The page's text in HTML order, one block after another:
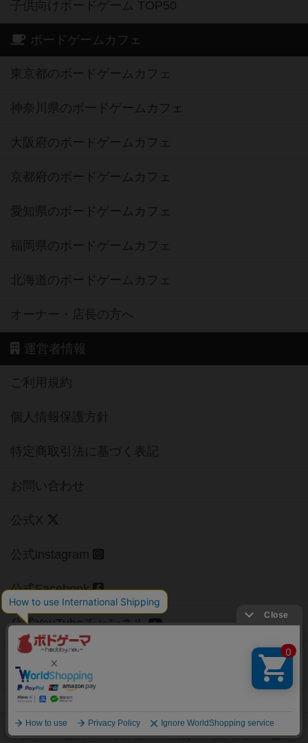
子供向けボードゲーム TOP50
ボードゲームカフェ
東京都のボードゲームカフェ
神奈川県のボードゲームカフェ
大阪府のボードゲームカフェ
京都府のボードゲームカフェ
愛知県のボードゲームカフェ
福岡県のボードゲームカフェ
北海道のボードゲームカフェ
オーナー・店長の方へ
運営者情報
ご利用規約
個人情報保護方針
特定商取引法に基づく表記
お問い合わせ
公式X
公式instagram
公式Facebook
公式YouTubeチャンネル